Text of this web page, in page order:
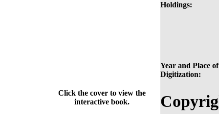
Holdings:
Year and Place of
Digitization:
Click the cover to view the
interactive book.